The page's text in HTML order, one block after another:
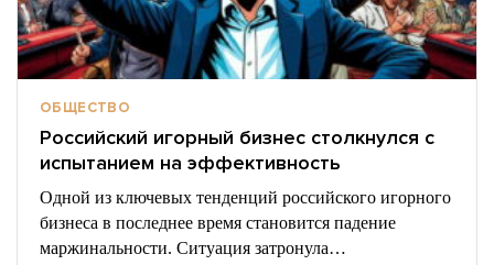
ОБЩЕСТВО
Российский игорный бизнес столкнулся с
испытанием на эффективность
Одной из ключевых тенденций российского игорного
бизнеса в последнее время становится падение
маржинальности. Ситуация затронула…